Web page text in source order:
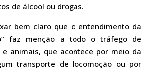
de álcool ou drogas.
bem claro que o entendimento da
faz menção a todo o tráfego de
e animais, que acontece por meio da
transporte de locomoção ou por